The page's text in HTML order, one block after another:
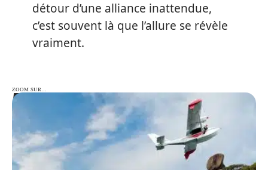
détour d’une alliance inattendue,
c’est souvent là que l’allure se révèle
vraiment.
ZOOM SUR…
ZOOM SUR…